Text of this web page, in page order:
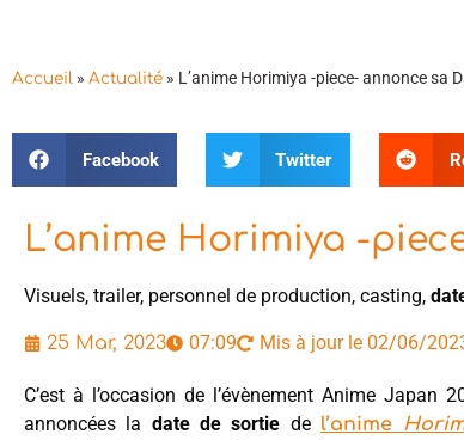
Accueil » Actualité » L’anime Horimiya -piece- annonce sa
Facebook Twitter
L’anime Horimiya -
Visuels, trailer, personnel de production, casting,
25 Mar, 2023 07:09 Mis à jour le 02/06/
C’est à l’occasion de l’évènement Anime Japan
annoncées la date de sortie de l’anime